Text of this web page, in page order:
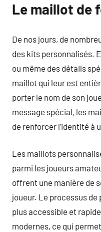
Le maillot de
De nos jours, de
des kits personnalisés.
ou même des détails
maillot qui leur est
porter le nom de son
message spécial, les
de renforcer l’identité à
Les maillots
parmi les joueurs
offrent une manière de
joueur. Le processus
plus accessible et
modernes, ce qui